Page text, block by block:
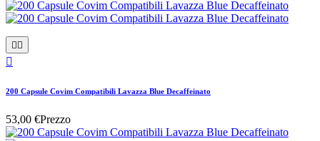
 

200 Capsule Covim Compatibili Lavazza Blue Decaffeinato
53,00 €Prezzo